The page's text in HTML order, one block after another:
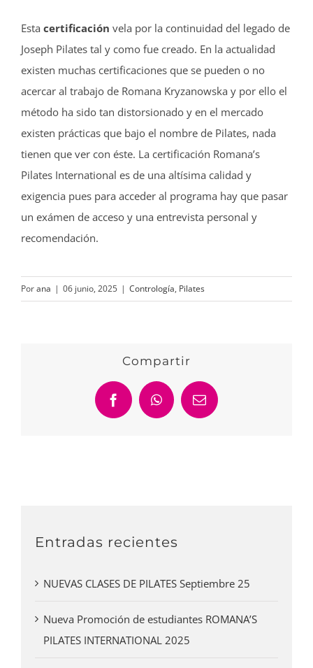
Esta certificación vela por la continuidad del legado de
Joseph Pilates tal y como fue creado. En la actualidad
existen muchas certificaciones que se pueden o no
acercar al trabajo de Romana Kryzanowska y por ello el
método ha sido tan distorsionado y en el mercado
existen prácticas que bajo el nombre de Pilates, nada
tienen que ver con éste. La certificación Romana’s
Pilates International es de una altísima calidad y
exigencia pues para acceder al programa hay que pasar
un exámen de acceso y una entrevista personal y
recomendación.
Porana | 06 junio, 2025 | Contrología, Pilates
Compartir
FacebookWhatsAppCorreo
electrónico
Entradas recientes
NUEVAS CLASES DE PILATES Septiembre 25
Nueva Promoción de estudiantes ROMANA’S
PILATES INTERNATIONAL 2025